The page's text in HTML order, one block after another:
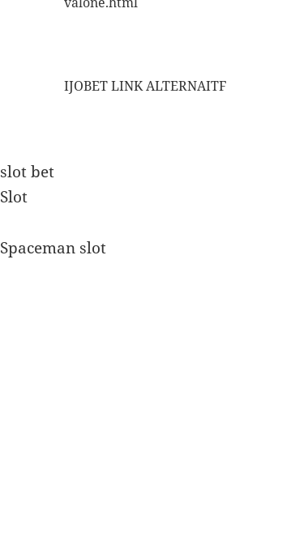
IJOBET LINK ALTERNAITF
slot bet
Slot
Spaceman slot